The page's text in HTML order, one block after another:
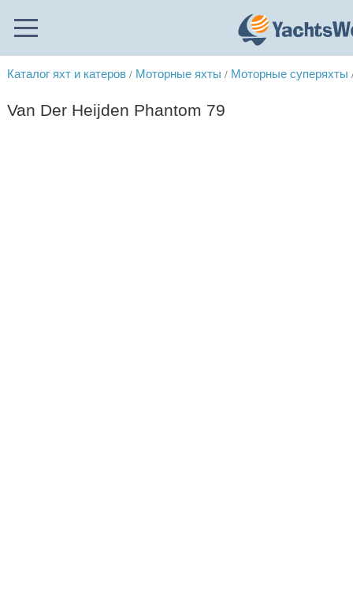
Каталог яхт и катеров / Моторные яхты / Моторные суперяхты
Van Der Heijden Phantom 79